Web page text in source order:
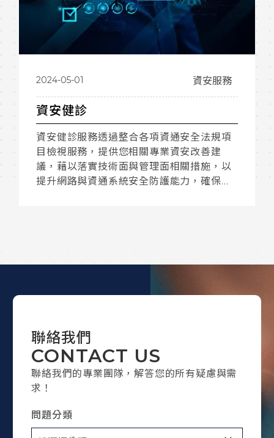
2024-05-01 資安服務
資安健診
資安健診服務透過整合各項資通安全法規項
目檢視服務，提供您相關專業資安改善建
議，藉以落實技術面與管理面相關措施，以
提升網路與資通系統安全防護能力，確保組
聯絡我們
CONTACT US
聯絡我們的專業團隊，解答您的所有疑慮與需
求！
問題分類